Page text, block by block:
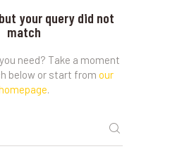
your query did not
match
need? Take a moment
below or start from our
.